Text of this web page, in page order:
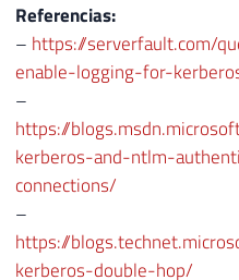
Referencias:
– https://serverfault.com/
enable-logging-for-
–
https://
kerberos-and-ntlm-
connections/
–
https://
kerberos-double-hop/